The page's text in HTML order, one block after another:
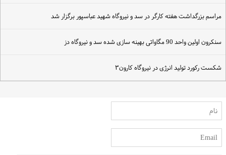
مراسم بزرگداشت هفته کارگر در سد و نیروگاه شهید عباسپور برگزار شد
سنکرون اولین واحد 90 مگاواتی بهینه سازی شده سد و نیروگاه دز
شکست رکورد تولید انرژی در نیروگاه کارون۳